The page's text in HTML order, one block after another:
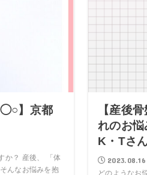
◯○】京都
か？ 産後、 「体
んなお悩みを抱
【産後
れのお
K・Tさ
2023.08.16
どのようなお